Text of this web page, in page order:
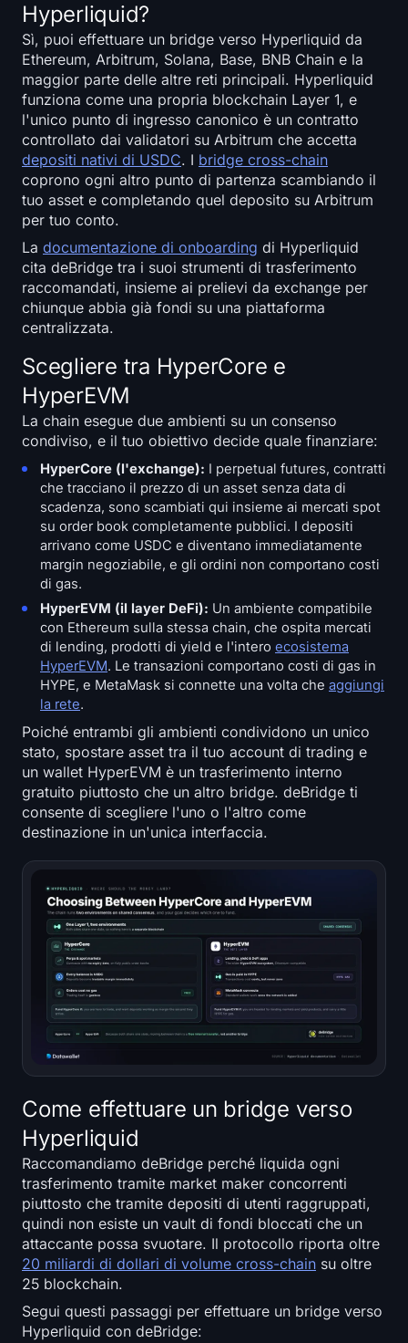
Heatmap RSI
Funding Rates
Open Interest
Valore Totale Bloccato
Rainbow Chart
Conto alla rovescia dell'halving
ETH Gas Tracker
Calcolatore di Staking Crypto
Chi siamo
Iscriviti Accedi
Lingua
Hyperliquid?
Sì, puoi effettuare un bridge verso Hyperliquid da
Ethereum, Arbitrum, Solana, Base, BNB Chain e la
maggior parte delle altre reti principali. Hyperliquid
funziona come una propria blockchain Layer 1, e
l'unico punto di ingresso canonico è un contratto
controllato dai validatori su Arbitrum che accetta
depositi nativi di USDC. I bridge cross-chain
coprono ogni altro punto di partenza scambiando il
tuo asset e completando quel deposito su Arbitrum
per tuo conto.
La documentazione di onboarding di Hyperliquid
cita deBridge tra i suoi strumenti di trasferimento
raccomandati, insieme ai prelievi da exchange per
chiunque abbia già fondi su una piattaforma
centralizzata.
Scegliere tra HyperCore e
HyperEVM
La chain esegue due ambienti su un consenso
condiviso, e il tuo obiettivo decide quale finanziare:
HyperCore (l'exchange): I perpetual futures, contratti
che tracciano il prezzo di un asset senza data di
scadenza, sono scambiati qui insieme ai mercati spot
su order book completamente pubblici. I depositi
arrivano come USDC e diventano immediatamente
margin negoziabile, e gli ordini non comportano costi
di gas.
HyperEVM (il layer DeFi): Un ambiente compatibile
con Ethereum sulla stessa chain, che ospita mercati
di lending, prodotti di yield e l'intero ecosistema
HyperEVM. Le transazioni comportano costi di gas in
HYPE, e MetaMask si connette una volta che aggiungi
la rete.
Poiché entrambi gli ambienti condividono un unico
stato, spostare asset tra il tuo account di trading e
un wallet HyperEVM è un trasferimento interno
gratuito piuttosto che un altro bridge. deBridge ti
consente di scegliere l'uno o l'altro come
destinazione in un'unica interfaccia.
Come effettuare un bridge verso
Hyperliquid
Raccomandiamo deBridge perché liquida ogni
trasferimento tramite market maker concorrenti
piuttosto che tramite depositi di utenti raggruppati,
quindi non esiste un vault di fondi bloccati che un
attaccante possa svuotare. Il protocollo riporta oltre
20 miliardi di dollari di volume cross-chain su oltre
25 blockchain.
Segui questi passaggi per effettuare un bridge verso
Hyperliquid con deBridge: